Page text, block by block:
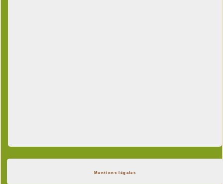
Mentions légales